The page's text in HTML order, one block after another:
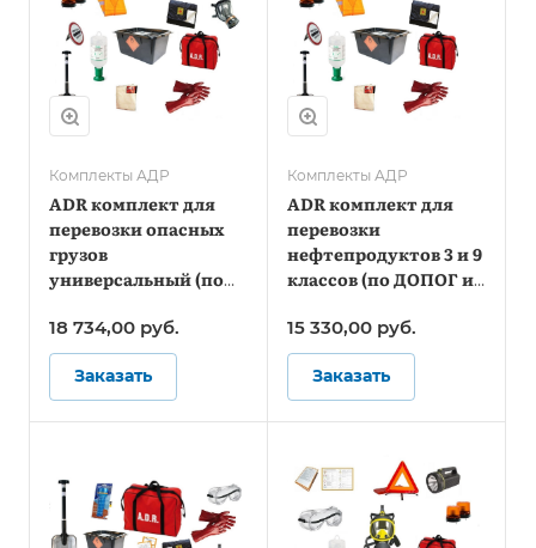
Комплекты АДР
ADR комплект для
перевозки опасных
грузов
универсальный (по
018/2011)
18 734,00 руб.
Заказать
Комплекты АДР
ADR комплект для
перевозки
нефтепродуктов 3 и 9
классов (по ДОПОГ и
15 330,00 руб.
Заказать